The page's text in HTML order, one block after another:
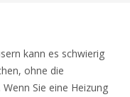
kann es schwierig
ohne die
Sie eine Heizung